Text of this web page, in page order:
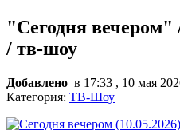
"Сегодня вечером"
/ тв-шоу
Добавлено в 17:33 , 10 мая
Категория: ТВ-Шоу